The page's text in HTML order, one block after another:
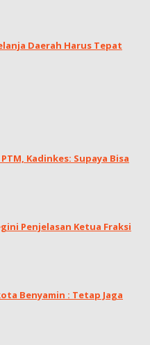
Daerah Harus Tepat
Kadinkes: Supaya Bisa
Penjelasan Ketua Fraksi
Benyamin : Tetap Jaga